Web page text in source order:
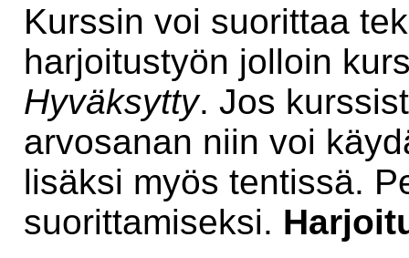
Kurssin voi suorittaa
harjoitustyön jolloin
Hyväksytty. Jos
arvosanan niin voi
lisäksi myös tentissä.
suorittamiseksi.